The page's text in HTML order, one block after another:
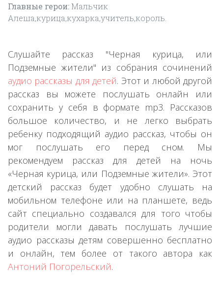
Главные герои:Мальчик
Алеша,курица,кухарка,учитель,король.
Слушайте рассказ "Черная курица, или
Подземные жители" из собрания сочинений
аудио рассказы для детей. Этот и любой другой
рассказ вы можете послушать онлайн или
сохранить у себя в формате mp3. Рассказов
большое количество, и не легко выбрать
ребенку подходящий аудио рассказ, чтобы он
мог послушать его перед сном. Мы
рекомендуем рассказ для детей на ночь
«Черная курица, или Подземные жители». Этот
детский рассказ будет удобно слушать на
мобильном телефоне или на планшете, ведь
сайт специально создавался для того чтобы
родители могли давать послушать лучшие
аудио рассказы детям совершенно бесплатно
и онлайн, тем более от такого автора как
Антоний Погорельский.